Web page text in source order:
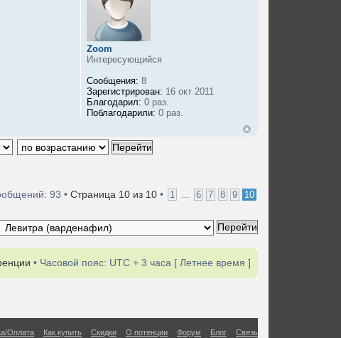
Zoom
Интересующийся
Сообщения: 8
Зарегистрирован: 16 окт 2011
Благодарил: 0 раз.
Поблагодарили: 0 раз.
93 • Страница 10 из 10 • 1 ... 6 7 8 9 10
• Часовой пояс: UTC + 3 часа [ Летнее время ]
Оплата Как купить Скидки О потенции Форум Блог Связь